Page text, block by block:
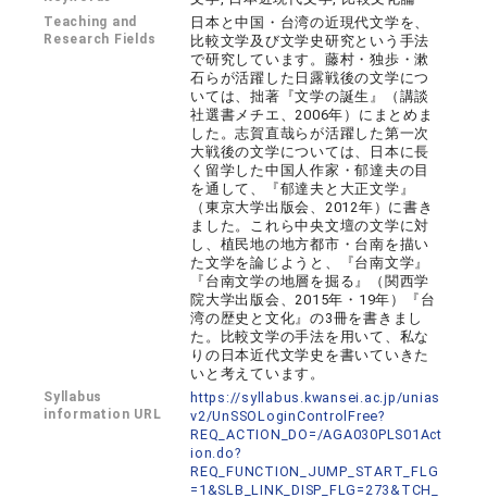
Teaching and
Research Fields
日本と中国・台湾の近現代文学を、
比較文学及び文学史研究という手法
で研究しています。藤村・独歩・漱
石らが活躍した日露戦後の文学につ
いては、拙著『文学の誕生』（講談
社選書メチエ、2006年）にまとめま
した。志賀直哉らが活躍した第一次
大戦後の文学については、日本に長
く留学した中国人作家・郁達夫の目
を通して、『郁達夫と大正文学』
（東京大学出版会、2012年）に書き
ました。これら中央文壇の文学に対
し、植民地の地方都市・台南を描い
た文学を論じようと、『台南文学』
『台南文学の地層を掘る』（関西学
院大学出版会、2015年・19年）『台
湾の歴史と文化』の3冊を書きまし
た。比較文学の手法を用いて、私な
りの日本近代文学史を書いていきた
いと考えています。
Syllabus
information URL
https://syllabus.kwansei.ac.jp/unias
v2/UnSSOLoginControlFree?
REQ_ACTION_DO=/AGA030PLS01Act
ion.do?
REQ_FUNCTION_JUMP_START_FLG
=1&SLB_LINK_DISP_FLG=273&TCH_